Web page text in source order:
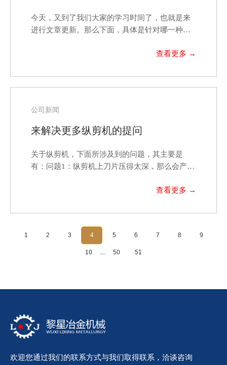
今天，又到了我们大家的学习时间了，也就是来
进行文章更新。那么下面，具体是针对哪一种产
公司新闻
来解决更多纵剪机的提问
关于纵剪机，下面所涉及到的问题，其主要是
有：问题1：纵剪机上刀片压得太深，那么会产生
1 2 3 4 5 6 7 8 9
10 ... 50 51
欢迎您通过我们的联系方式与我们取得联系，洽谈咨询